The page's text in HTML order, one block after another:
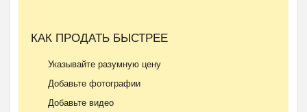
КАК ПРОДАТЬ БЫСТРЕЕ
Указывайте разумную цену
Добавьте фотографии
Добавьте видео